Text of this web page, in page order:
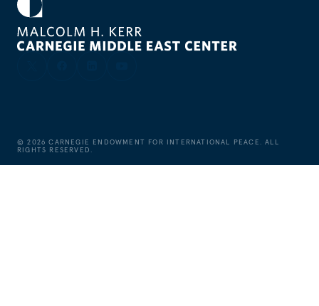
©2026 CARNEGIE ENDOWMENT FOR INTERNATIONAL PEACE. ALL
RIGHTS RESERVED.